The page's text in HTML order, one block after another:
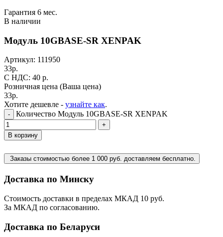
Гарантия 6 мес.
В наличии
Модуль 10GBASE-SR XENPAK
Артикул: 111950
33р.
C НДС: 40 р.
Розничная цена (Ваша цена)
33р.
Хотите дешевле - узнайте как.
- Количество Модуль 10GBASE-SR XENPAK
+
В корзину
Заказы стоимостью более 1 000 руб. доставляем бесплатно.
Доставка по Минску
Стоимость доставки в пределах МКАД 10 руб.
За МКАД по согласованию.
Доставка по Беларуси